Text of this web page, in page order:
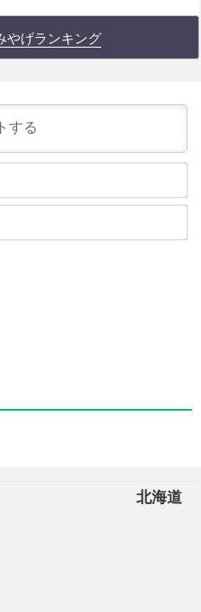
北海道
やげランキング
ニ
ク
E